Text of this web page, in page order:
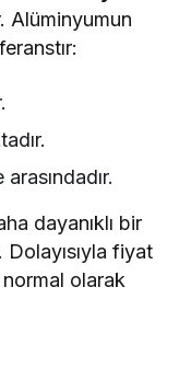
Alüminyumun
dayanıklı bir
fiyat
olarak